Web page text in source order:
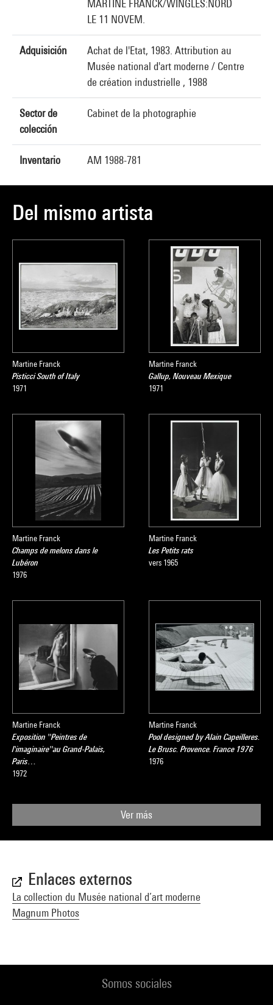
MARTINE FRANCK/WINGLES:NORD
LE 11 NOVEM.
Adquisición
Achat de l'Etat, 1983. Attribution au
Musée national d'art moderne / Centre
de création industrielle , 1988
Sector de
colección
Cabinet de la photographie
Inventario AM 1988-781
Del mismo artista
Martine Franck
Pisticci South of Italy
1971
Martine Franck
Gallup, Nouveau Mexique
1971
Martine Franck
Champs de melons dans le
Lubéron
1976
Martine Franck
Les Petits rats
vers 1965
Martine Franck
Exposition ''Peintres de
l'imaginaire''au Grand-Palais,
Paris…
1972
Martine Franck
Pool designed by Alain Capeilleres.
Le Brusc. Provence. France 1976
1976
Ver más
Enlaces externos
La collection du Musée national d’art moderne
Magnum Photos
Somos sociales